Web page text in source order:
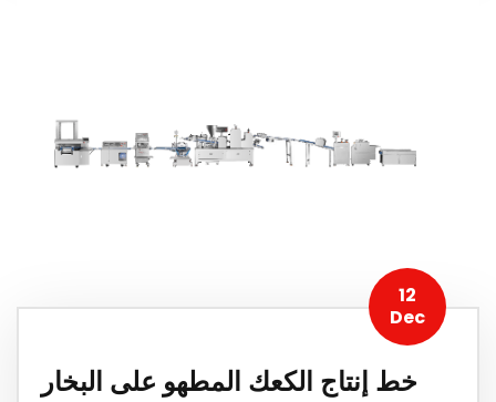
12
Dec
خط إنتاج الكعك المطهو ​​على البخار